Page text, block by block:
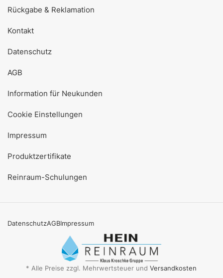
Rückgabe & Reklamation
Kontakt
Datenschutz
AGB
Information für Neukunden
Cookie Einstellungen
Impressum
Produktzertifikate
Reinraum-Schulungen
DatenschutzAGBImpressum
* Alle Preise zzgl. Mehrwertsteuer undVersandkosten